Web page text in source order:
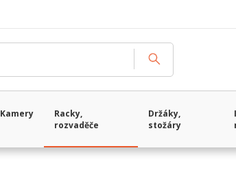
Kamery
Racky,
rozvaděče
Držáky,
stožáry